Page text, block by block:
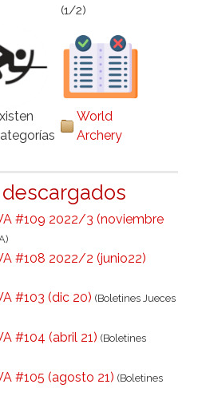
(1/2)
World
Archery
#109 2022/3 (noviembre
#108 2022/2 (junio22)
#103 (dic 20) (Boletines Jueces
#104 (abril 21) (Boletines
#105 (agosto 21) (Boletines